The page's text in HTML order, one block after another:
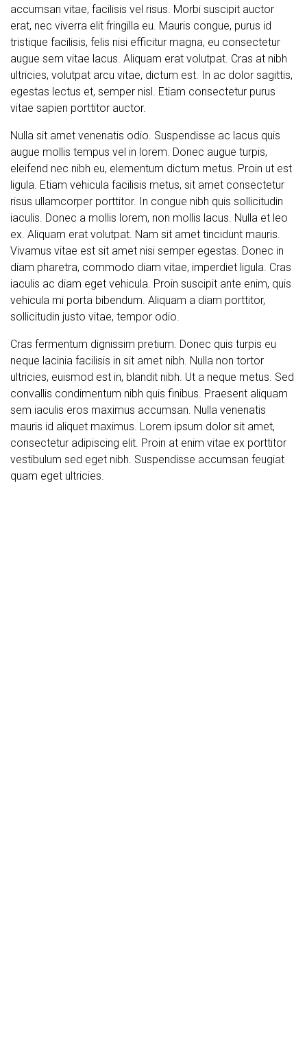
accumsan vitae, facilisis vel risus. Morbi suscipit auctor
erat, nec viverra elit fringilla eu. Mauris congue, purus id
tristique facilisis, felis nisi efficitur magna, eu consectetur
augue sem vitae lacus. Aliquam erat volutpat. Cras at nibh
ultricies, volutpat arcu vitae, dictum est. In ac dolor sagittis,
egestas lectus et, semper nisl. Etiam consectetur purus
vitae sapien porttitor auctor.
Nulla sit amet venenatis odio. Suspendisse ac lacus quis
augue mollis tempus vel in lorem. Donec augue turpis,
eleifend nec nibh eu, elementum dictum metus. Proin ut est
ligula. Etiam vehicula facilisis metus, sit amet consectetur
risus ullamcorper porttitor. In congue nibh quis sollicitudin
iaculis. Donec a mollis lorem, non mollis lacus. Nulla et leo
ex. Aliquam erat volutpat. Nam sit amet tincidunt mauris.
Vivamus vitae est sit amet nisi semper egestas. Donec in
diam pharetra, commodo diam vitae, imperdiet ligula. Cras
iaculis ac diam eget vehicula. Proin suscipit ante enim, quis
vehicula mi porta bibendum. Aliquam a diam porttitor,
sollicitudin justo vitae, tempor odio.
Cras fermentum dignissim pretium. Donec quis turpis eu
neque lacinia facilisis in sit amet nibh. Nulla non tortor
ultricies, euismod est in, blandit nibh. Ut a neque metus. Sed
convallis condimentum nibh quis finibus. Praesent aliquam
sem iaculis eros maximus accumsan. Nulla venenatis
mauris id aliquet maximus. Lorem ipsum dolor sit amet,
consectetur adipiscing elit. Proin at enim vitae ex porttitor
vestibulum sed eget nibh. Suspendisse accumsan feugiat
quam eget ultricies.